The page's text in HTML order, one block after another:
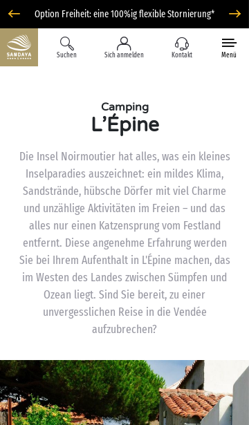
Option Freiheit: eine 100%ig flexible Stornierung*
Suchen Sich anmelden Kontakt Menü
Camping
L’Épine
Die Insel Noirmoutier hat alles, was ein kleines
Inselparadies auszeichnet: ein mildes Klima,
Sandstrände, hübsche Dörfer mit viel Charme
und unzählige Aktivitäten im Freien – und das
alles nur einen Katzensprung vom Festland
entfernt. Diese angenehme Erfahrung werden
Sie bei Ihrem Aufenthalt in L'Épine machen, das
im Westen des Landes zwischen Sümpfen und
Ozean liegt. Sind Sie bereit, zu einer
unvergesslichen Reise in die Vendée
aufzubrechen?